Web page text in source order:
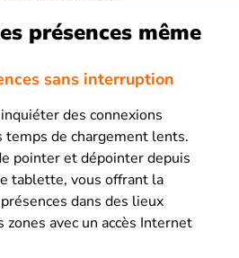
présences même
sans interruption
des connexions
temps de chargement lents.
pointer et dépointer depuis
tablette, vous offrant la
dans des lieux
zones avec un accès Internet